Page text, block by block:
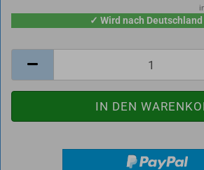
✓ Wird nach